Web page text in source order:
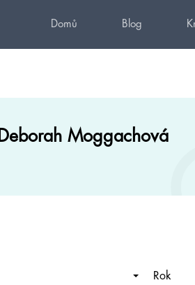
Domů Blog
Deborah Moggachová
Rok